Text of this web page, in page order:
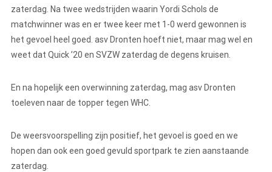
zaterdag. Na twee wedstrijden waarin Yordi Schols de
matchwinner was en er twee keer met 1-0 werd gewonnen is
het gevoel heel goed. asv Dronten hoeft niet, maar mag wel en
weet dat Quick ’20 en SVZW zaterdag de degens kruisen.
En na hopelijk een overwinning zaterdag, mag asv Dronten
toeleven naar de topper tegen WHC.
De weersvoorspelling zijn positief, het gevoel is goed en we
hopen dan ook een goed gevuld sportpark te zien aanstaande
zaterdag.